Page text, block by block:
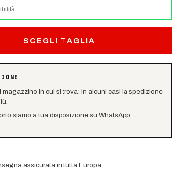
SCEGLI TAGLIA
in cui si trova: in alcuni casi la spedizione
siamo a tua disposizione su WhatsApp.
assicurata in tutta Europa